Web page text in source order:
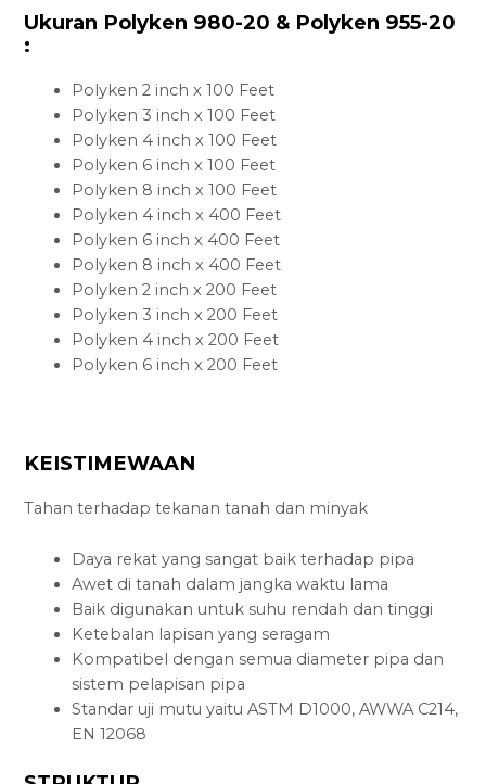
Ukuran Polyken 980-20 & Polyken 955-20
:
Polyken 2 inch x 100 Feet
Polyken 3 inch x 100 Feet
Polyken 4 inch x 100 Feet
Polyken 6 inch x 100 Feet
Polyken 8 inch x 100 Feet
Polyken 4 inch x 400 Feet
Polyken 6 inch x 400 Feet
Polyken 8 inch x 400 Feet
Polyken 2 inch x 200 Feet
Polyken 3 inch x 200 Feet
Polyken 4 inch x 200 Feet
Polyken 6 inch x 200 Feet
KEISTIMEWAAN
Tahan terhadap tekanan tanah dan minyak
Daya rekat yang sangat baik terhadap pipa
Awet di tanah dalam jangka waktu lama
Baik digunakan untuk suhu rendah dan tinggi
Ketebalan lapisan yang seragam
Kompatibel dengan semua diameter pipa dan
sistem pelapisan pipa
Standar uji mutu yaitu ASTM D1000, AWWA C214,
EN 12068